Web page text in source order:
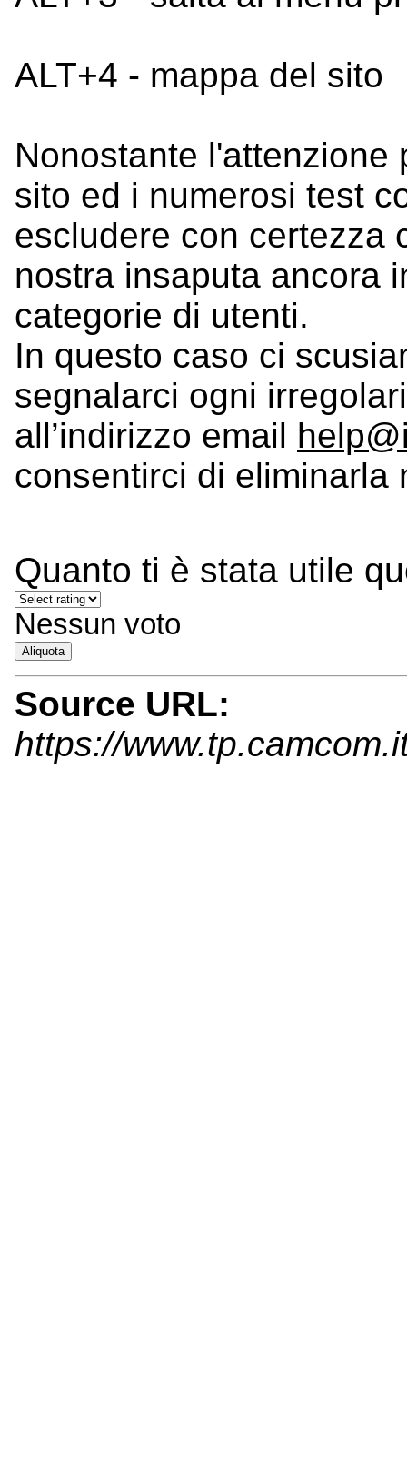
ALT+4 - mappa del sito
Nonostante
sito ed i numerosi test
escludere con certezza
nostra insaputa ancora
categorie di utenti.
In questo caso ci
segnalarci ogni
all’indirizzo email
consentirci di eliminarla
Quanto ti è stata utile
Nessun voto
Aliquota
Source URL:
https://